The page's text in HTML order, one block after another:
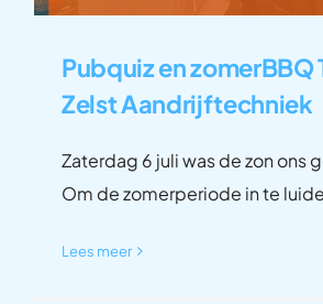
Pubquiz en zomerBBQ
Zelst Aandrijftechniek
Zaterdag 6 juli was de zon ons
Om de zomerperiode in te
Lees meer